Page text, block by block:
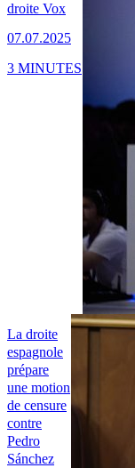
droite Vox
07.07.2025
3 MINUTES
La droite
espagnole
prépare
une motion
de censure
contre
Pedro
Sánchez